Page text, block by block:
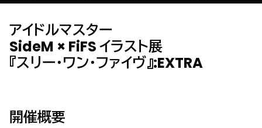
アイドルマスター
SideM × FiFS イラスト展
『スリー・ワン・ファイヴ』:EXTRA
開催概要